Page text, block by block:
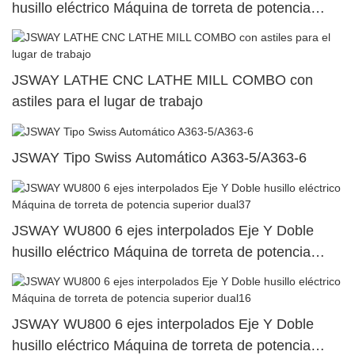
husillo eléctrico Máquina de torreta de potencia
superior dual28
JSWAY LATHE CNC LATHE MILL COMBO con
astiles para el lugar de trabajo
JSWAY Tipo Swiss Automático A363-5/A363-6
JSWAY WU800 6 ejes interpolados Eje Y Doble
husillo eléctrico Máquina de torreta de potencia
superior dual37
JSWAY WU800 6 ejes interpolados Eje Y Doble
husillo eléctrico Máquina de torreta de potencia